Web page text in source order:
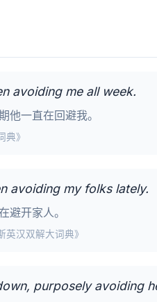
avoiding me all week.
他一直在回避我。
典》
avoiding my folks lately.
避开家人。
英汉双解大词典》
purposely avoiding